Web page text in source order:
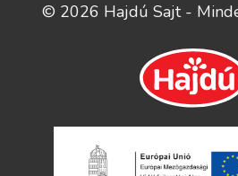
© 2026 Hajdú Sajt -